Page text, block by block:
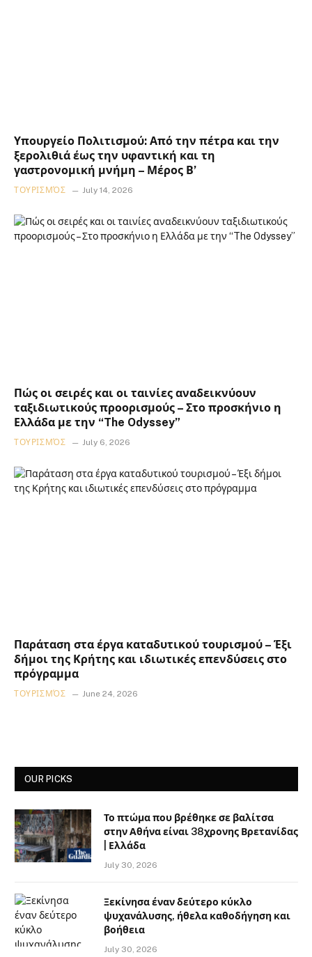
Υπουργείο Πολιτισμού: Από την πέτρα και την
ξερολιθιά έως την υφαντική και τη
γαστρονομική μνήμη – Μέρος Β’
ΤΟΥΡΙΣΜΌΣ July 14, 2026
Πώς οι σειρές και οι ταινίες αναδεικνύουν
ταξιδιωτικούς προορισμούς – Στο προσκήνιο η
Ελλάδα με την “The Odyssey”
ΤΟΥΡΙΣΜΌΣ July 6, 2026
Παράταση στα έργα καταδυτικού τουρισμού – Έξι
δήμοι της Κρήτης και ιδιωτικές επενδύσεις στο
πρόγραμμα
ΤΟΥΡΙΣΜΌΣ June 24, 2026
OUR PICKS
Το πτώμα που βρέθηκε σε βαλίτσα
στην Αθήνα είναι 38χρονης Βρετανίδας
| Ελλάδα
July 30, 2026
Ξεκίνησα έναν δεύτερο κύκλο
ψυχανάλυσης, ήθελα καθοδήγηση και
βοήθεια
July 30, 2026